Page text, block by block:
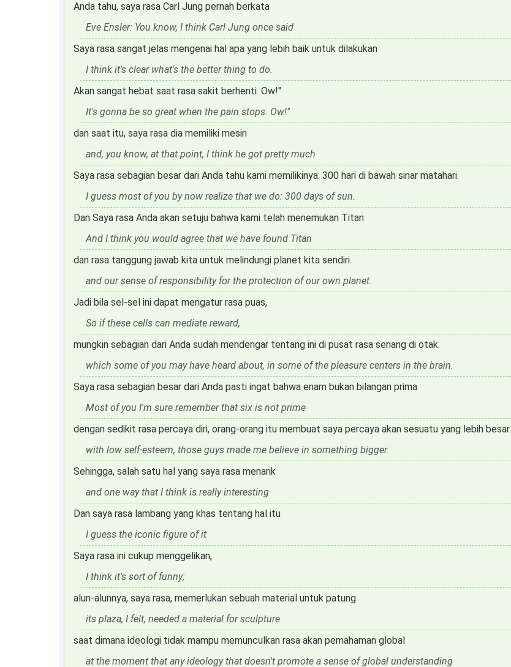
Anda tahu, saya rasa Carl Jung pernah berkata
Eve Ensler: You know, I think Carl Jung once said
Saya rasa sangat jelas mengenai hal apa yang lebih baik untuk dilakukan
I think it's clear what's the better thing to do.
Akan sangat hebat saat rasa sakit berhenti. Ow!"
It's gonna be so great when the pain stops. Ow!"
dan saat itu, saya rasa dia memiliki mesin
and, you know, at that point, I think he got pretty much
Saya rasa sebagian besar dari Anda tahu kami memilikinya: 300 hari di bawah sinar matahari.
I guess most of you by now realize that we do: 300 days of sun.
Dan Saya rasa Anda akan setuju bahwa kami telah menemukan Titan
And I think you would agree that we have found Titan
dan rasa tanggung jawab kita untuk melindungi planet kita sendiri.
and our sense of responsibility for the protection of our own planet.
Jadi bila sel-sel ini dapat mengatur rasa puas,
So if these cells can mediate reward,
mungkin sebagian dari Anda sudah mendengar tentang ini di pusat rasa senang di otak.
which some of you may have heard about, in some of the pleasure centers in the brain.
Saya rasa sebagian besar dari Anda pasti ingat bahwa enam bukan bilangan prima
Most of you I'm sure remember that six is not prime
dengan sedikit rasa percaya diri, orang-orang itu membuat saya percaya akan sesuatu yang lebih besar.
with low self-esteem, those guys made me believe in something bigger.
Sehingga, salah satu hal yang saya rasa menarik
and one way that I think is really interesting
Dan saya rasa lambang yang khas tentang hal itu
I guess the iconic figure of it
Saya rasa ini cukup menggelikan,
I think it's sort of funny;
alun-alunnya, saya rasa, memerlukan sebuah material untuk patung
its plaza, I felt, needed a material for sculpture
saat dimana ideologi tidak mampu memunculkan rasa akan pemahaman global
at the moment that any ideology that doesn't promote a sense of global understanding